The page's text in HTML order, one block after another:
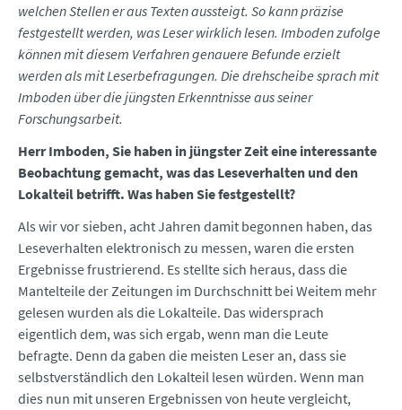
welchen Stellen er aus Texten aussteigt. So kann präzise
festgestellt werden, was Leser wirklich lesen. Imboden zufolge
können mit diesem Verfahren genauere Befunde erzielt
werden als mit Leserbefragungen. Die drehscheibe sprach mit
Imboden über die jüngsten Erkenntnisse aus seiner
Forschungsarbeit.
Herr Imboden, Sie haben in jüngster Zeit eine interessante
Beobachtung gemacht, was das Leseverhalten und den
Lokalteil betrifft. Was haben Sie festgestellt?
Als wir vor sieben, acht Jahren damit begonnen haben, das
Leseverhalten elektronisch zu messen, waren die ersten
Ergebnisse frustrierend. Es stellte sich heraus, dass die
Mantelteile der Zeitungen im Durchschnitt bei Weitem mehr
gelesen wurden als die Lokalteile. Das widersprach
eigentlich dem, was sich ergab, wenn man die Leute
befragte. Denn da gaben die meisten Leser an, dass sie
selbstverständlich den Lokalteil lesen würden. Wenn man
dies nun mit unseren Ergebnissen von heute vergleicht,